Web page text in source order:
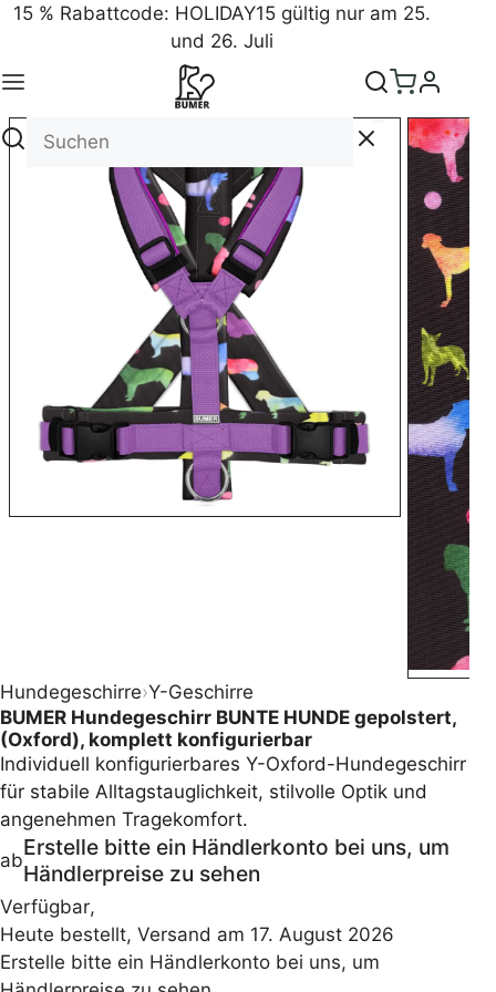
15 % Rabattcode: HOLIDAY15 gültig nur am 25.
und 26. Juli
Hundegeschirre›Y-Geschirre
BUMER Hundegeschirr BUNTE HUNDE gepolstert,
(Oxford), komplett konfigurierbar
Individuell konfigurierbares Y-Oxford-Hundegeschirr
für stabile Alltagstauglichkeit, stilvolle Optik und
angenehmen Tragekomfort.
abErstelle bitte ein Händlerkonto bei uns, um
Händlerpreise zu sehen
Verfügbar,
Heute bestellt, Versand am 17. August 2026
Erstelle bitte ein Händlerkonto bei uns, um